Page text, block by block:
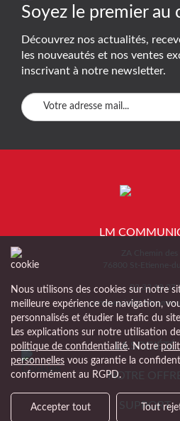
Soyez le premier au
Découvrez nos actualités,
les nouveautés et nos ventes
inscrivant à notre newsletter.
LM
02 32 18 07
LA SOCIÉTÉ
NOTRE OFFRE
SUPPORT
Nous utilisons des cookies sur notre
meilleure expérience de navigation,
personnalisés et étudier le trafic du
Les explications sur notre utilisation
politique de confidentialité. Notre
personnelles vous garantie la
conformément au RGPD.
Accepter tout Tout